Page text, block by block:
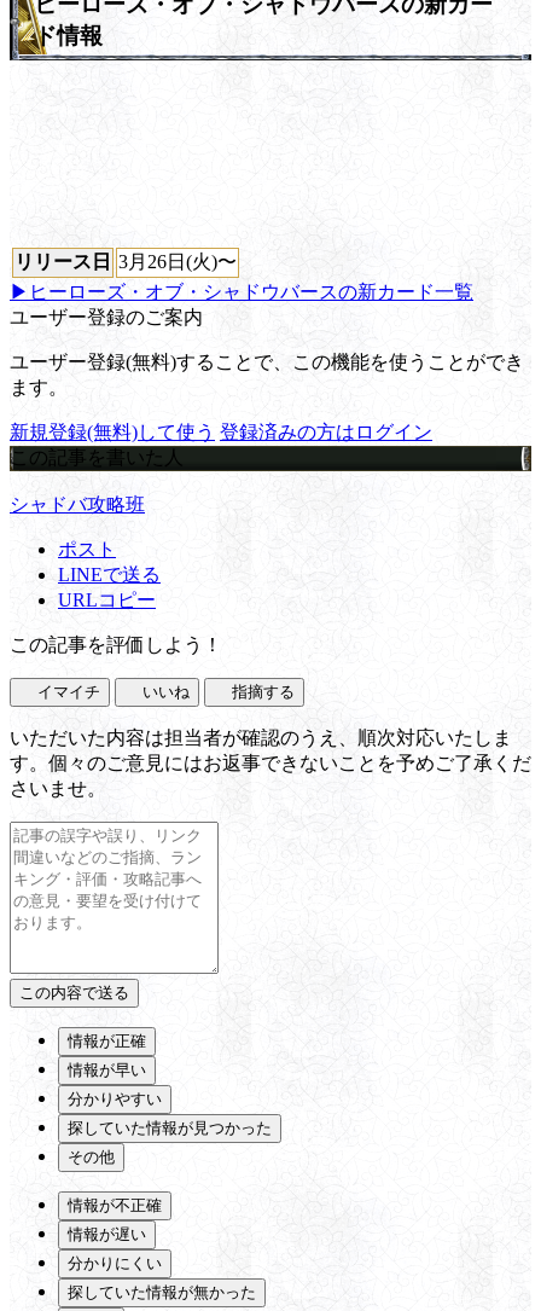
ド情報
リリース日 3月26日(火)〜
▶ヒーローズ・オブ・シャドウバースの新カード一覧
ユーザー登録のご案内
ユーザー登録(無料)することで、この機能を使うことができ
ます。
新規登録(無料)して使う 登録済みの方はログイン
この記事を書いた人
シャドバ攻略班
ポスト
LINEで送る
URLコピー
この記事を評価しよう！
イマイチ いいね 指摘する
いただいた内容は担当者が確認のうえ、順次対応いたしま
す。個々のご意見にはお返事できないことを予めご了承くだ
さいませ。
情報が正確
情報が早い
分かりやすい
探していた情報が見つかった
その他
情報が不正確
情報が遅い
分かりにくい
探していた情報が無かった